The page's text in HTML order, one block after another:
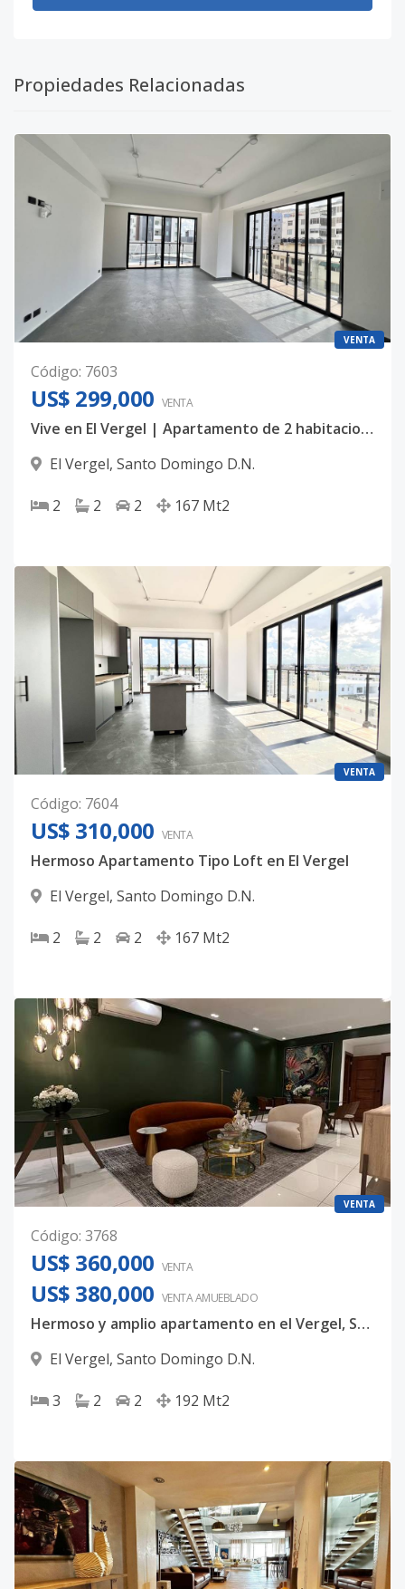
Propiedades Relacionadas
VENTA
Código: 7603
US$ 299,000 VENTA
Vive en El Vergel | Apartamento de 2 habitaciones
El Vergel, Santo Domingo D.N.
2 2 2 167 Mt2
VENTA
Código: 7604
US$ 310,000 VENTA
Hermoso Apartamento Tipo Loft en El Vergel
El Vergel, Santo Domingo D.N.
2 2 2 167 Mt2
VENTA
Código: 3768
US$ 360,000 VENTA
US$ 380,000 VENTA AMUEBLADO
Hermoso y amplio apartamento en el Vergel, Santo Domingo con excelente ubicación de 3 habitaciones en $360,000
El Vergel, Santo Domingo D.N.
3 2 2 192 Mt2